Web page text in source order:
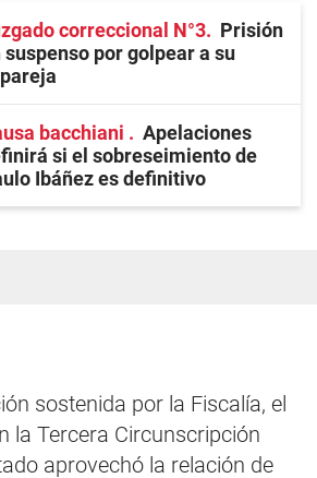
correccional N°3
Prisión
suspenso por golpear a su
bacchiani
Apelaciones
si el sobreseimiento de
Ibáñez es definitivo
sostenida por la Fiscalía, el
la Tercera Circunscripción
aprovechó la relación de